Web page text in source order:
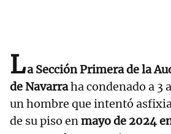
La Sección Primera de la
de Navarraha condenado a 3
un hombre que intentó
de su piso enmayo de 2024